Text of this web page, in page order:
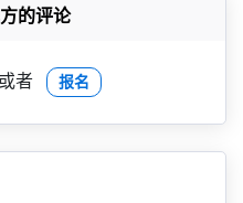
的评论
或者 报名